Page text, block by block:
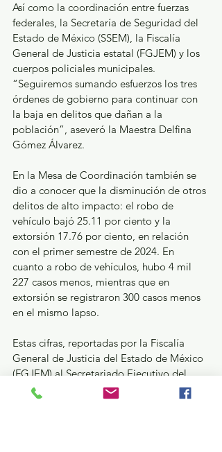
Así como la coordinación entre fuerzas
federales, la Secretaría de Seguridad del
Estado de México (SSEM), la Fiscalía
General de Justicia estatal (FGJEM) y los
cuerpos policiales municipales.
“Seguiremos sumando esfuerzos los tres
órdenes de gobierno para continuar con
la baja en delitos que dañan a la
población”, aseveró la Maestra Delfina
Gómez Álvarez.
En la Mesa de Coordinación también se
dio a conocer que la disminución de otros
delitos de alto impacto: el robo de
vehículo bajó 25.11 por ciento y la
extorsión 17.76 por ciento, en relación
con el primer semestre de 2024. En
cuanto a robo de vehículos, hubo 4 mil
227 casos menos, mientras que en
extorsión se registraron 300 casos menos
en el mismo lapso.
Estas cifras, reportadas por la Fiscalía
General de Justicia del Estado de México
(FGJEM) al Secretariado Ejecutivo del
Sistema Nacional de Seguridad Pública,